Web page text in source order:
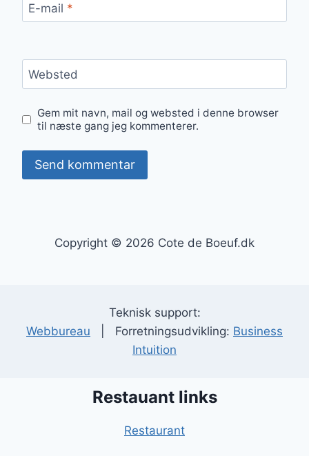
E-mail *
Websted
Gem mit navn, mail og websted i denne browser
til næste gang jeg kommenterer.
Copyright © 2026 Cote de Boeuf.dk
Teknisk support:
Webbureau | Forretningsudvikling: Business
Intuition
Restauant links
Restaurant